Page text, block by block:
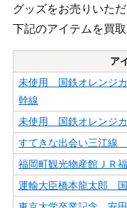
グッズをお売りいた
下記のアイテムを買取
ア
未使用 国鉄オレンジ
幹線
未使用 国鉄オレンジ
すてきな出会い三江線
福岡町観光物産館ＪＲ
運輸大臣橋本龍太郎